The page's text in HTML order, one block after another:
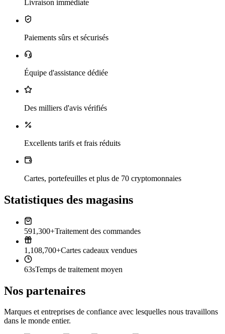
Livraison immédiate
Paiements sûrs et sécurisés
Équipe d'assistance dédiée
Des milliers d'avis vérifiés
Excellents tarifs et frais réduits
Cartes, portefeuilles et plus de 70 cryptomonnaies
Statistiques des magasins
591,300+Traitement des commandes
1,108,700+Cartes cadeaux vendues
63sTemps de traitement moyen
Nos partenaires
Marques et entreprises de confiance avec lesquelles nous travaillons
dans le monde entier.